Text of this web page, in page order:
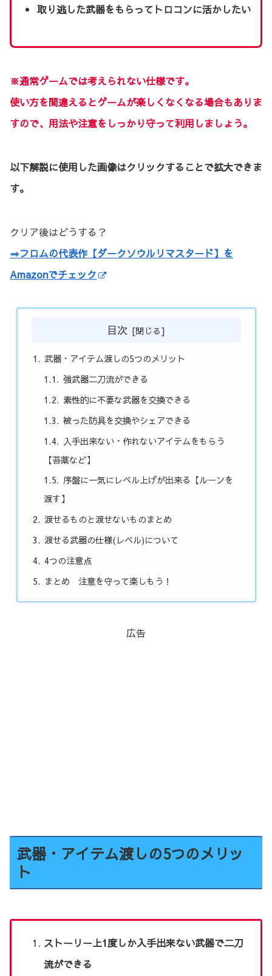
取り逃した武器をもらってトロコンに活かしたい
※通常ゲームでは考えられない仕様です。
使い方を間違えるとゲームが楽しくなくなる場合もありま
すので、用法や注意をしっかり守って利用しましょう。
以下解説に使用した画像はクリックすることで拡大できま
す。
クリア後はどうする？
⇒フロムの代表作【ダークソウルリマスタード】を
Amazonでチェック
目次
武器・アイテム渡しの5つのメリット
強武器二刀流ができる
素性的に不要な武器を交換できる
被った防具を交換やシェアできる
入手出来ない・作れないアイテムをもらう
【苔薬など】
序盤に一気にレベル上げが出来る【ルーンを
渡す】
渡せるものと渡せないものまとめ
渡せる武器の仕様(レベル)について
4つの注意点
まとめ 注意を守って楽しもう！
広告
武器・アイテム渡しの5つのメリッ
ト
ストーリー上1度しか入手出来ない武器で二刀
流ができる